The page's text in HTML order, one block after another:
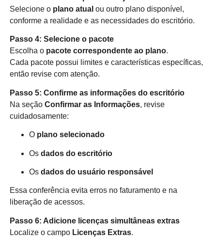
Selecione o plano atual ou outro plano disponível,
conforme a realidade e as necessidades do escritório.
Passo 4: Selecione o pacote
Escolha o pacote correspondente ao plano.
Cada pacote possui limites e características específicas,
então revise com atenção.
Passo 5: Confirme as informações do escritório
Na seção Confirmar as Informações, revise
cuidadosamente:
O plano selecionado
Os dados do escritório
Os dados do usuário responsável
Essa conferência evita erros no faturamento e na
liberação de acessos.
Passo 6: Adicione licenças simultâneas extras
Localize o campo Licenças Extras.